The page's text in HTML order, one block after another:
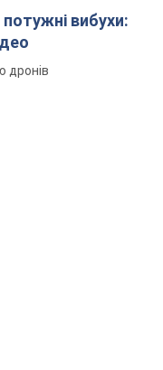
потужні вибухи:
дронів